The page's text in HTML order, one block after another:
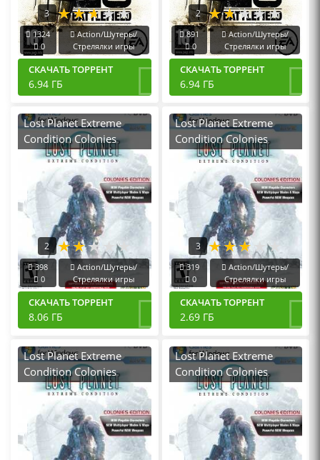
3
1324
0
Action/Шутеры/
Стрелялки игры
СКАЧАТЬ ТОРРЕНТ
6.94 ГБ
2
891
0
Action/Шутеры/
Стрелялки игры
СКАЧАТЬ ТОРРЕНТ
6.94 ГБ
Lost Planet Extreme
Condition Colonies
Edition (2008|RUS) PC
Пиратка Portable
2
398
0
Action/Шутеры/
Стрелялки игры
СКАЧАТЬ ТОРРЕНТ
8.06 ГБ
Lost Planet Extreme
Condition Colonies
Edition (2008|RUS) PC
от Xattab
3
319
0
Action/Шутеры/
Стрелялки игры
СКАЧАТЬ ТОРРЕНТ
2.69 ГБ
Lost Planet Extreme
Condition Colonies
Edition (2008|RUS) PC
Лицензия
Lost Planet Extreme
Condition Colonies
Edition (2008|RUS) PC
RePack от R.G.
Механики